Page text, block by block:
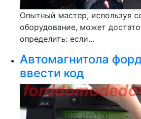
Опытный мастер, используя
оборудование, может
определить: если...
Автомагнитола
ввести код